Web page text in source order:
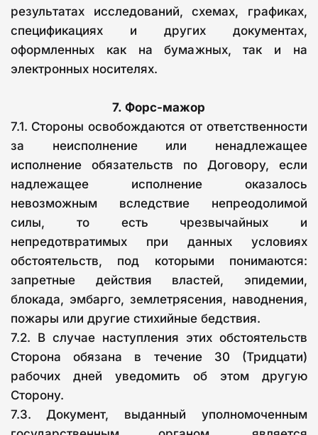
результатах исследований, схемах, графиках,
спецификациях и других документах,
оформленных как на бумажных, так и на
электронных носителях.
7. Форс-мажор
7.1. Стороны освобождаются от ответственности
за неисполнение или ненадлежащее
исполнение обязательств по Договору, если
надлежащее исполнение оказалось
невозможным вследствие непреодолимой
силы, то есть чрезвычайных и
непредотвратимых при данных условиях
обстоятельств, под которыми понимаются:
запретные действия властей, эпидемии,
блокада, эмбарго, землетрясения, наводнения,
пожары или другие стихийные бедствия.
7.2. В случае наступления этих обстоятельств
Сторона обязана в течение 30 (Тридцати)
рабочих дней уведомить об этом другую
Сторону.
7.3. Документ, выданный уполномоченным